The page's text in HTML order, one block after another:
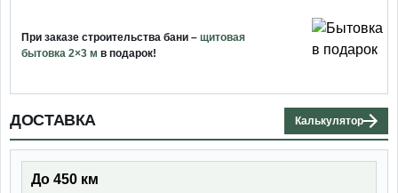
При заказе строительства бани – щитовая
бытовка 2×3 м в подарок!
ДОСТАВКА Калькулятор
До 450 км